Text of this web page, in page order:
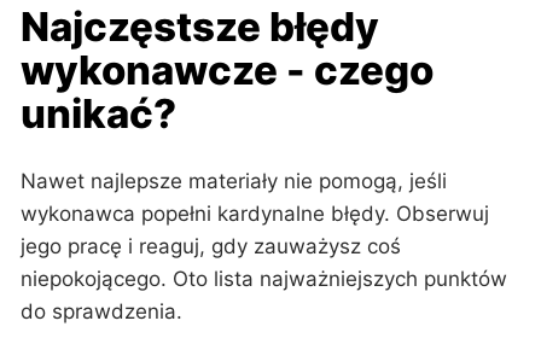
Najczęstsze błędy
wykonawcze - czego
unikać?
Nawet najlepsze materiały nie pomogą, jeśli
wykonawca popełni kardynalne błędy. Obserwuj
jego pracę i reaguj, gdy zauważysz coś
niepokojącego. Oto lista najważniejszych punktów
do sprawdzenia.